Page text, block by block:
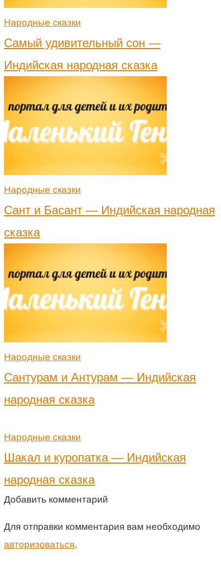
Народные сказки
Самый удивительный сон —
Индийская народная сказка
Народные сказки
Сант и Басант — Индийская народная
сказка
Народные сказки
Сантурам и Антурам — Индийская
народная сказка
Народные сказки
Шакал и куропатка — Индийская
народная сказка
Добавить комментарий
Для отправки комментария вам необходимо
авторизоваться.